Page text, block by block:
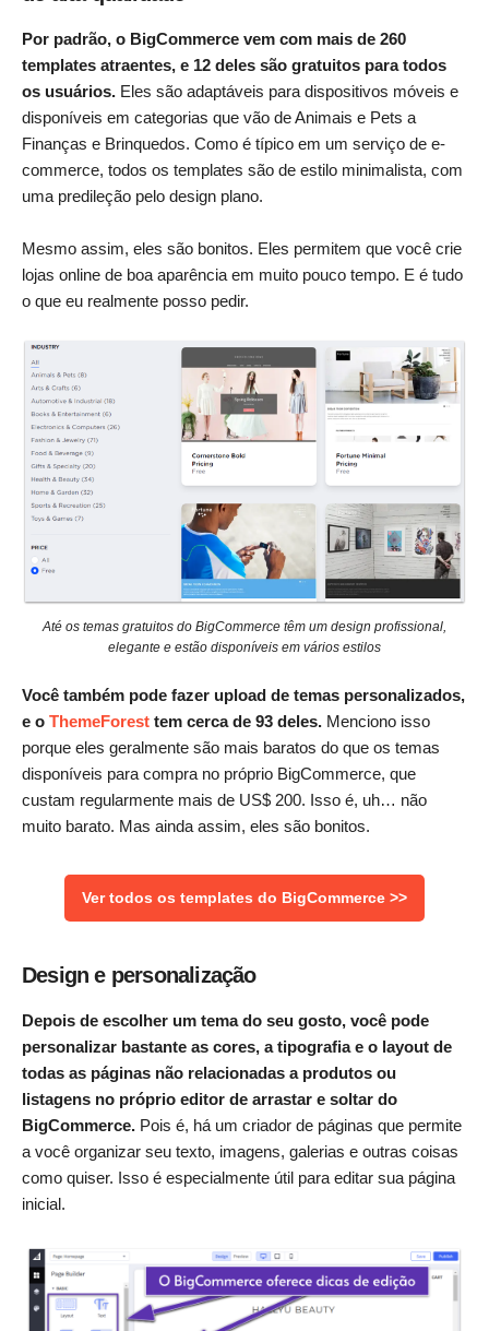
Por padrão, o BigCommerce vem com mais de 260
templates atraentes, e 12 deles são gratuitos para todos
os usuários. Eles são adaptáveis para dispositivos móveis e
disponíveis em categorias que vão de Animais e Pets a
Finanças e Brinquedos. Como é típico em um serviço de e-
commerce, todos os templates são de estilo minimalista, com
uma predileção pelo design plano.
Mesmo assim, eles são bonitos. Eles permitem que você crie
lojas online de boa aparência em muito pouco tempo. E é tudo
o que eu realmente posso pedir.
Até os temas gratuitos do BigCommerce têm um design profissional,
elegante e estão disponíveis em vários estilos
Você também pode fazer upload de temas personalizados,
e o ThemeForest tem cerca de 93 deles. Menciono isso
porque eles geralmente são mais baratos do que os temas
disponíveis para compra no próprio BigCommerce, que
custam regularmente mais de US$ 200. Isso é, uh… não
muito barato. Mas ainda assim, eles são bonitos.
Ver todos os templates do BigCommerce >>
Design e personalização
Depois de escolher um tema do seu gosto, você pode
personalizar bastante as cores, a tipografia e o layout de
todas as páginas não relacionadas a produtos ou
listagens no próprio editor de arrastar e soltar do
BigCommerce. Pois é, há um criador de páginas que permite
a você organizar seu texto, imagens, galerias e outras coisas
como quiser. Isso é especialmente útil para editar sua página
inicial.